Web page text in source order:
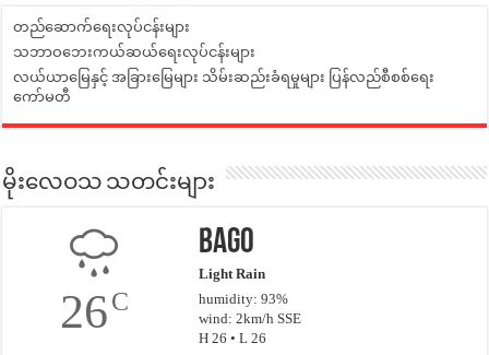
တည်ဆောက်ရေးလုပ်ငန်းများ
သဘာဝဘေးကယ်ဆယ်ရေးလုပ်ငန်းများ
လယ်ယာမြေနှင့် အခြားမြေများ သိမ်းဆည်းခံရမှုများ ပြန်လည်စီစစ်ရေး
ကော်မတီ
မိုးလေဝသ သတင်းများ
26C
Bago
Light Rain
humidity: 93%
wind: 2km/h SSE
H 26 • L 26